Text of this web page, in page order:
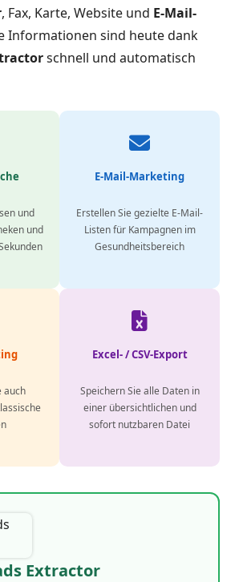
, Fax, Karte, Website und E-Mail-
Informationen sind heute dank
schnell und automatisch
und
und
E-Mail-Marketing
Erstellen Sie gezielte E-Mail-
Listen für Kampagnen im
Gesundheitsbereich
auch
Excel- / CSV-Export
Speichern Sie alle Daten in
einer übersichtlichen und
sofort nutzbaren Datei
Extractor